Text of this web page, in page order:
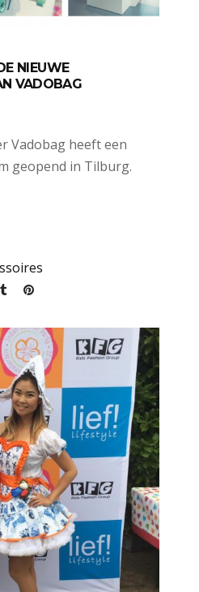
NIEUWE
VADOBAG
Vadobag heeft een
geopend in Tilburg.